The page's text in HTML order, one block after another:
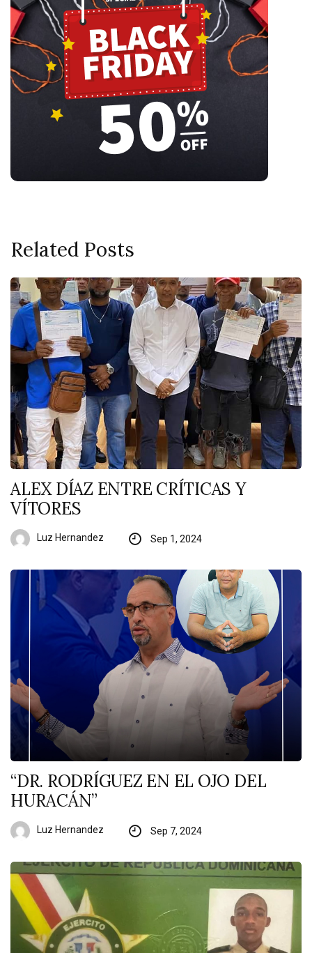
Related Posts
ALEX DÍAZ ENTRE CRÍTICAS Y
VÍTORES
Luz Hernandez Sep 1, 2024
“DR. RODRÍGUEZ EN EL OJO DEL
HURACÁN”
Luz Hernandez Sep 7, 2024